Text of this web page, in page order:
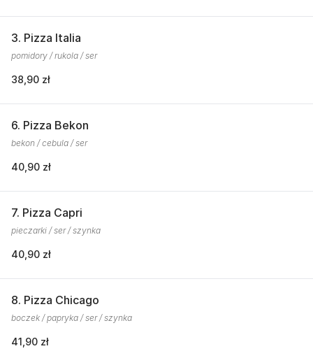
3. Pizza Italia
pomidory / rukola / ser
38,90 zł
6. Pizza Bekon
bekon / cebula / ser
40,90 zł
7. Pizza Capri
pieczarki / ser / szynka
40,90 zł
8. Pizza Chicago
boczek / papryka / ser / szynka
41,90 zł